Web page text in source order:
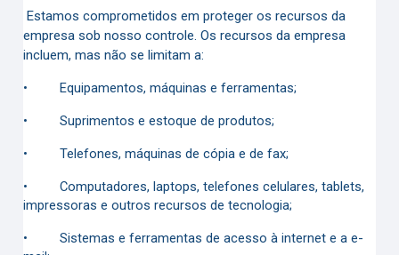
Estamos comprometidos em proteger os recursos da
empresa sob nosso controle. Os recursos da empresa
incluem, mas não se limitam a:
•Equipamentos, máquinas e ferramentas;
•Suprimentos e estoque de produtos;
•Telefones, máquinas de cópia e de fax;
•Computadores, laptops, telefones celulares, tablets,
impressoras e outros recursos de tecnologia;
•Sistemas e ferramentas de acesso à internet e a e-